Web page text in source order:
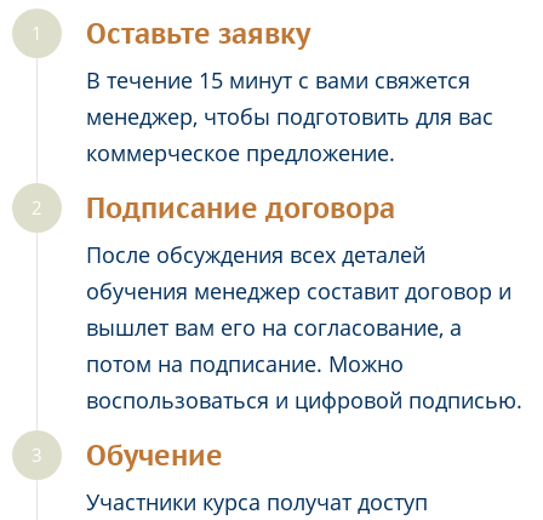
Оставьте заявку
В течение 15 минут с вами свяжется
менеджер, чтобы подготовить для вас
коммерческое предложение.
Подписание договора
После обсуждения всех деталей
обучения менеджер составит договор и
вышлет вам его на согласование, а
потом на подписание. Можно
воспользоваться и цифровой подписью.
Обучение
Участники курса получат доступ